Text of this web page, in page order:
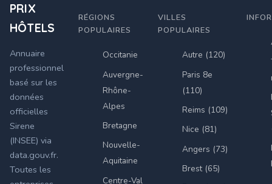
PRIX
HÔTELS
Annuaire
professionnel
basé sur les
données
officielles
Sirene
(INSEE) via
data.gouv.fr.
Toutes les
RÉGIONS
POPULAIRES
Occitanie
Auvergne-
Rhône-
Alpes
Bretagne
Nouvelle-
Aquitaine
Centre-Val
VILLES
POPULAIRES
Autre (120)
Paris 8e
(110)
Reims (109)
Nice (81)
Angers (73)
Brest (65)